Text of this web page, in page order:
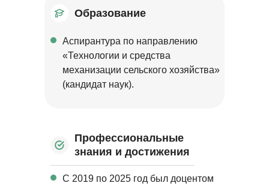
Образование
Аспирантура по направлению
«Технологии и средства
механизации сельского хозяйства»
(кандидат наук).
Профессиональные
знания и достижения
С 2019 по 2025 год был доцентом